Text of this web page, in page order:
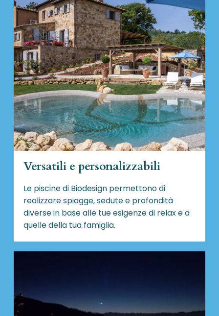
Versatili e personalizzabili
Le piscine di Biodesign permettono di
realizzare spiagge, sedute e profondità
diverse in base alle tue esigenze di relax e a
quelle della tua famiglia.